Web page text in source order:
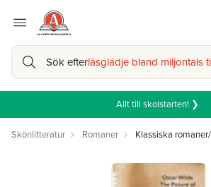
Sök efterläsglädje bland miljontals
Allt till skolstarten! ❯
Skönlitteratur Romaner Klassiska